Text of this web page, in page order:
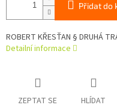
Přidat do
ROBERT KŘESŤAN § DRUHÁ
Detailní informace
ZEPTAT SE HLÍDAT